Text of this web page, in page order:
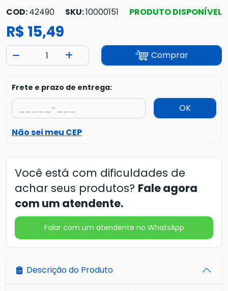
COD:42490 SKU:10000151 PRODUTO DISPONÍVEL
R$ 15,49
Comprar
Frete e prazo de entrega:
OK
Não sei meu CEP
Você está com dificuldades de
achar seus produtos? Fale agora
com um atendente.
Falar com um atendente no WhatsApp
Descrição do Produto